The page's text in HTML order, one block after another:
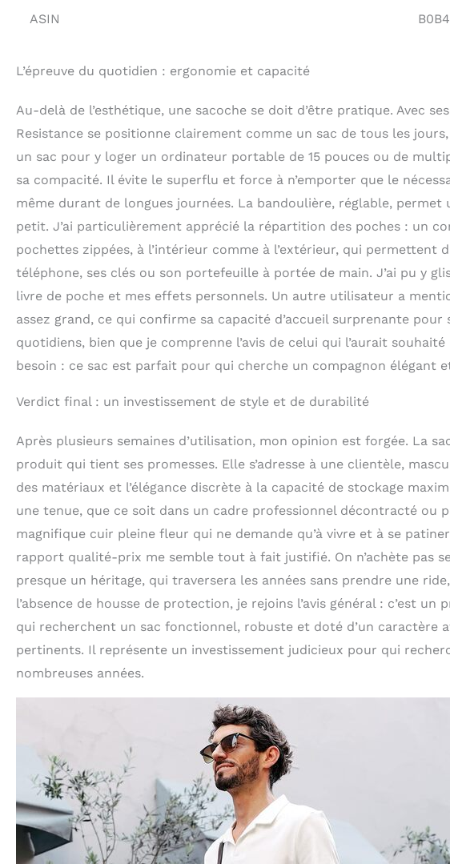
ASIN
L’épreuve du quotidien : ergonomie et capacité
Au-delà de l’esthétique, une sacoche se doit d’être pratique. Avec
Resistance se positionne clairement comme un sac de tous les
un sac pour y loger un ordinateur portable de 15 pouces ou de
sa compacité. Il évite le superflu et force à n’emporter que le
même durant de longues journées. La bandoulière, réglable,
petit. J’ai particulièrement apprécié la répartition des poches : un
pochettes zippées, à l’intérieur comme à l’extérieur, qui permettent
téléphone, ses clés ou son portefeuille à portée de main. J’ai pu y
livre de poche et mes effets personnels. Un autre utilisateur a
assez grand, ce qui confirme sa capacité d’accueil surprenante
quotidiens, bien que je comprenne l’avis de celui qui l’aurait
besoin : ce sac est parfait pour qui cherche un compagnon élégant
Verdict final : un investissement de style et de durabilité
Après plusieurs semaines d’utilisation, mon opinion est forgée. La
produit qui tient ses promesses. Elle s’adresse à une clientèle,
des matériaux et l’élégance discrète à la capacité de stockage
une tenue, que ce soit dans un cadre professionnel décontracté ou
magnifique cuir pleine fleur qui ne demande qu’à vivre et à se
rapport qualité-prix me semble tout à fait justifié. On n’achète pas
presque un héritage, qui traversera les années sans prendre une
l’absence de housse de protection, je rejoins l’avis général : c’est
qui recherchent un sac fonctionnel, robuste et doté d’un caractère
pertinents. Il représente un investissement judicieux pour qui
nombreuses années.